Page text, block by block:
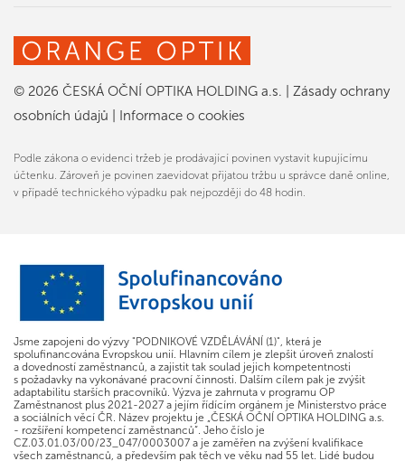
© 2026 ČESKÁ OČNÍ OPTIKA HOLDING a.s.
Zásady ochrany
osobních údajů
Informace o cookies
Podle zákona o evidenci tržeb je prodávající povinen vystavit kupujícímu
účtenku. Zároveň je povinen zaevidovat přijatou tržbu u správce daně online,
v případě technického výpadku pak nejpozději do 48 hodin.
Jsme zapojeni do výzvy "PODNIKOVÉ VZDĚLÁVÁNÍ (1)", která je
spolufinancována Evropskou unií. Hlavním cílem je zlepšit úroveň znalostí
a dovedností zaměstnanců, a zajistit tak soulad jejich kompetentnosti
s požadavky na vykonávané pracovní činnosti. Dalším cílem pak je zvýšit
adaptabilitu starších pracovníků. Výzva je zahrnuta v programu OP
Zaměstnanost plus 2021-2027 a jejím řídícím orgánem je Ministerstvo práce
a sociálních věcí ČR. Název projektu je „ČESKÁ OČNÍ OPTIKA HOLDING a.s.
- rozšíření kompetencí zaměstnanců“. Jeho číslo je
CZ.03.01.03/00/23_047/0003007 a je zaměřen na zvýšení kvalifikace
všech zaměstnanců, a především pak těch ve věku nad 55 let. Lidé budou